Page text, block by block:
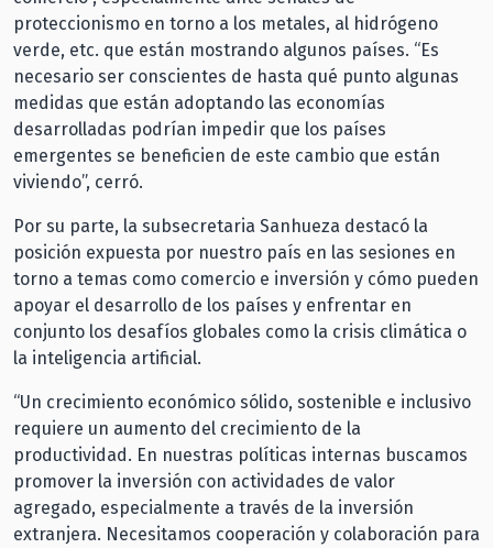
proteccionismo en torno a los metales, al hidrógeno
verde, etc. que están mostrando algunos países. “Es
necesario ser conscientes de hasta qué punto algunas
medidas que están adoptando las economías
desarrolladas podrían impedir que los países
emergentes se beneficien de este cambio que están
viviendo”, cerró.
Por su parte, la subsecretaria Sanhueza destacó la
posición expuesta por nuestro país en las sesiones en
torno a temas como comercio e inversión y cómo pueden
apoyar el desarrollo de los países y enfrentar en
conjunto los desafíos globales como la crisis climática o
la inteligencia artificial.
“Un crecimiento económico sólido, sostenible e inclusivo
requiere un aumento del crecimiento de la
productividad. En nuestras políticas internas buscamos
promover la inversión con actividades de valor
agregado, especialmente a través de la inversión
extranjera. Necesitamos cooperación y colaboración para